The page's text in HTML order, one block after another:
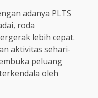
adanya PLTS
roda
lebih cepat.
aktivitas sehari-
peluang
oleh